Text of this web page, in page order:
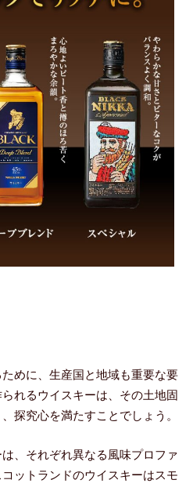
めに、生産国と地域も重要な要
れるウイスキーは、その土地固
探究心を満たすことでしょう。
、それぞれ異なる風味プロファ
ットランドのウイスキーはスモ